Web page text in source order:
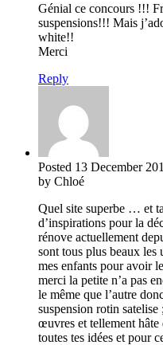
Génial ce concours !!!
suspensions!!! Mais
white!!
Merci
Reply
Posted 13 December
by Chloé
Quel site superbe … et
d’inspirations pour la
rénove actuellement
sont tous plus beaux les
mes enfants pour avoir
merci la petite n’a pas
le même que l’autre
suspension rotin
œuvres et tellement
toutes tes idées et pour